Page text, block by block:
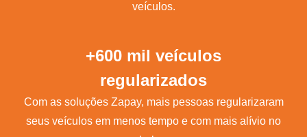
veículos.
+600 mil veículos
regularizados
Com as soluções Zapay, mais pessoas regularizaram
seus veículos em menos tempo e com mais alívio no